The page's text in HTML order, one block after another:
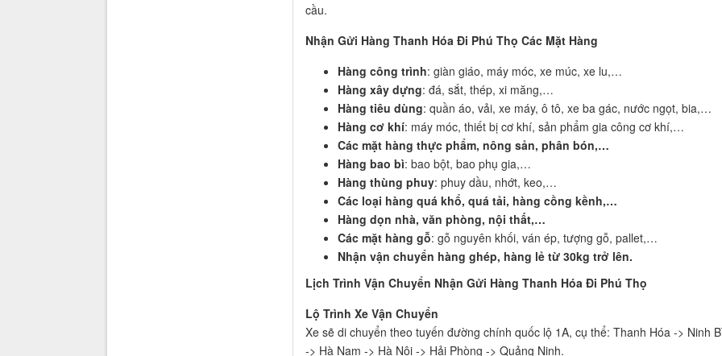
cầu.
Nhận Gửi Hàng Thanh Hóa Đi Phú Thọ Các Mặt Hàng
Hàng công trình: giàn giáo, máy móc, xe múc, xe lu,…
Hàng xây dựng: đá, sắt, thép, xi măng,…
Hàng tiêu dùng: quần áo, vải, xe máy, ô tô, xe ba gác, nước ngọt, bia,…
Hàng cơ khí: máy móc, thiết bị cơ khí, sản phẩm gia công cơ khí,…
Các mặt hàng thực phẩm, nông sản, phân bón,…
Hàng bao bì: bao bột, bao phụ gia,…
Hàng thùng phuy: phuy dầu, nhớt, keo,…
Các loại hàng quá khổ, quá tải, hàng cồng kềnh,…
Hàng dọn nhà, văn phòng, nội thất,…
Các mặt hàng gỗ: gỗ nguyên khối, ván ép, tượng gỗ, pallet,…
Nhận vận chuyển hàng ghép, hàng lẻ từ 30kg trở lên.
Lịch Trình Vận Chuyển Nhận Gửi Hàng Thanh Hóa Đi Phú Thọ
Lộ Trình Xe Vận Chuyển
Xe sẽ di chuyển theo tuyến đường chính quốc lộ 1A, cụ thể: Thanh Hóa -> Ninh
-> Hà Nam -> Hà Nội -> Hải Phòng -> Quảng Ninh.